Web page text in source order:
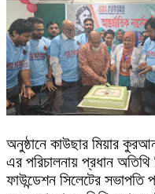
অনুষ্ঠানে কাউছার মিয়ার
এর পরিচালনায় প্রধান অতিথি
ফাউন্ডেশন সিলেটের